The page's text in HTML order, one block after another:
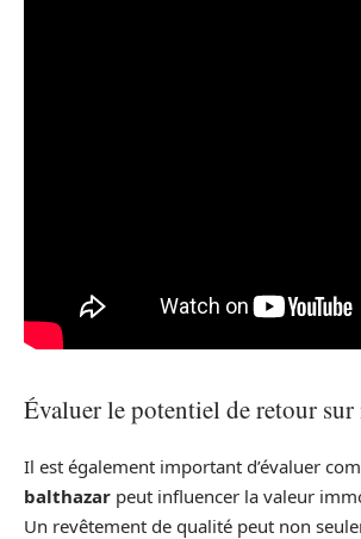
Évaluer le potentiel de retour sur
Il est également important d’évaluer
balthazar peut influencer la valeur
Un revêtement de qualité peut non